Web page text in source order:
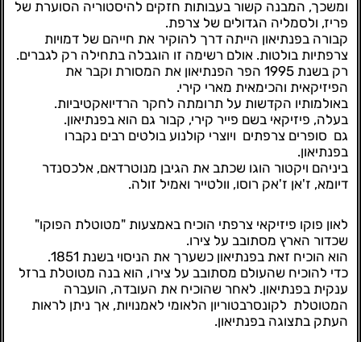
ומשכך, המבנה קשור בעבותות חזקים להיסטוריה הסוערת של
פריז, ולסמליה הגדולים של צרפת.
קבורה בפנתיאון הייתה דרך להוקיר את חייהם של דמויות
צרפתיות בולטות. אולם רשימה זו הוגבלה בתחילה רק לגברים.
רק בשנת 1995 הפר הפנתיאון את המסורת וקבר את
הפיזיקאית והכימאית מארי קירי.
באולמותיו הקדשות על תרומתה לחקר הרדיואקטיביות.
בעלה, פיזיקאי בשם פייר קירי, קבור גם הוא בפנתיאון.
גם סופרים צרפתים ויוצרי קולנוע בולטים רבים נקברו
בפנתיאון.
ביניהם ויקטור הוגו שכתב את הגיבן מנוטרדאם, אלכסנדר
דיומא, ז'אן ז'אק רוסו, וולטייר ואמיל זולה.
לאון פוקו פיזיקאי צרפתי הוכיח באמצעות "מטוטלת הפוקו"
שכדור הארץ מסתובב על צירו.
הוא הוכיח זאת בפנתיאון כשערך את הניסוי בשנת 1851.
כדי להוכיח שהעולם מסתובב על צירו, הוא בנה מטוטלת ברזל
ענקית בפנתיאון. לאחר שהוכיח את העובדה, הועברה
המטוטלת לקונסרבטוריון הלאומי לאמנויות, אך ניתן לראות
העתק בתצוגה בפנתיאון.